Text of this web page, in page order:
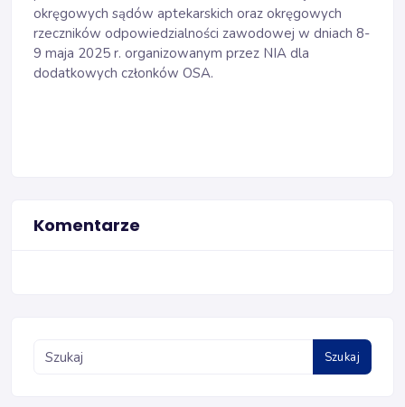
okręgowych sądów aptekarskich oraz okręgowych
rzeczników odpowiedzialności zawodowej w dniach 8-
9 maja 2025 r. organizowanym przez NIA dla
dodatkowych członków OSA.
Komentarze
Szukaj